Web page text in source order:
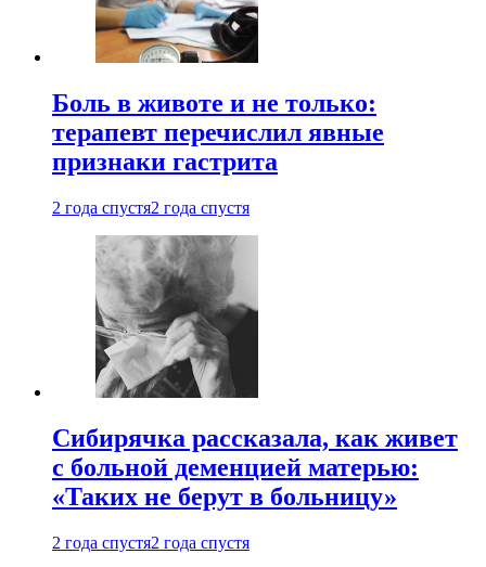
Боль в животе и не только:
терапевт перечислил явные
признаки гастрита
2 года спустя2 года спустя
Сибирячка рассказала, как живет
с больной деменцией матерью:
«Таких не берут в больницу»
2 года спустя2 года спустя